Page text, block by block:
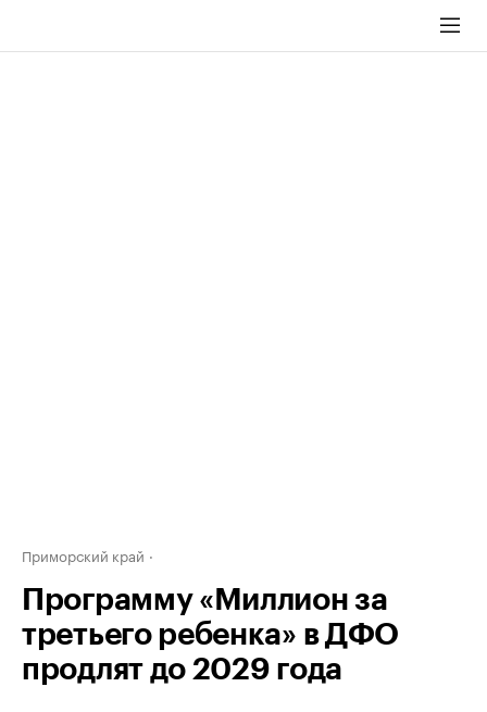
Приморский край
Программу «Миллион за
третьего ребенка» в ДФО
продлят до 2029 года